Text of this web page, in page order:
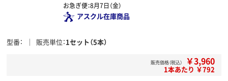
お急ぎ便：8月7日（金）
アスクル在庫商品
型番 販売単位 1セット（5本）
販売価格（税込） ￥3,960
1本あたり ￥792